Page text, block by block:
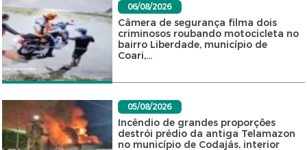
06/08/2026
Câmera de segurança filma dois
criminosos roubando motocicleta no
bairro Liberdade, município de
Coari,...
05/08/2026
Incêndio de grandes proporções
destrói prédio da antiga Telamazon
no município de Codajás, interior